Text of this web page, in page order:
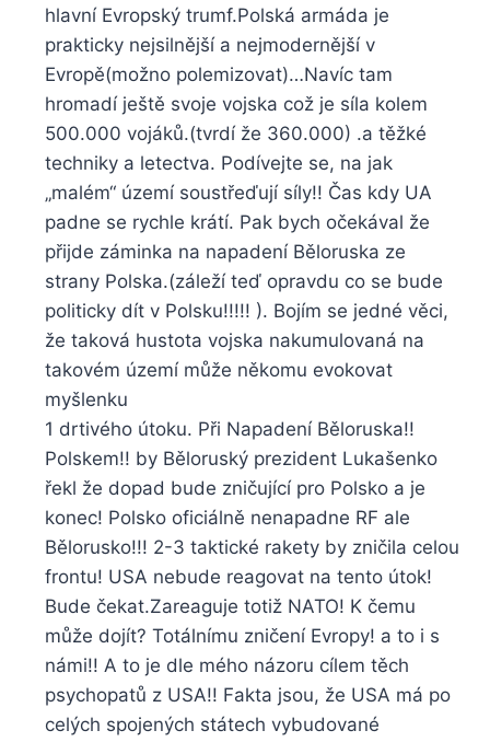
hlavní Evropský trumf.Polská armáda je
prakticky nejsilnější a nejmodernější v
Evropě(možno polemizovat)…Navíc tam
hromadí ještě svoje vojska což je síla kolem
500.000 vojáků.(tvrdí že 360.000) .a těžké
techniky a letectva. Podívejte se, na jak
„malém“ území soustřeďují síly!! Čas kdy UA
padne se rychle krátí. Pak bych očekával že
přijde záminka na napadení Běloruska ze
strany Polska.(záleží teď opravdu co se bude
politicky dít v Polsku!!!!! ). Bojím se jedné věci,
že taková hustota vojska nakumulovaná na
takovém území může někomu evokovat
myšlenku
1 drtivého útoku. Při Napadení Běloruska!!
Polskem!! by Běloruský prezident Lukašenko
řekl že dopad bude zničující pro Polsko a je
konec! Polsko oficiálně nenapadne RF ale
Bělorusko!!! 2-3 taktické rakety by zničila celou
frontu! USA nebude reagovat na tento útok!
Bude čekat.Zareaguje totiž NATO! K čemu
může dojít? Totálnímu zničení Evropy! a to i s
námi!! A to je dle mého názoru cílem těch
psychopatů z USA!! Fakta jsou, že USA má po
celých spojených státech vybudované